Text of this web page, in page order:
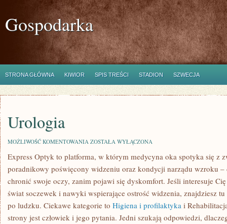
Gospodarka
STRONA GŁÓWNA KIWIOR SPIS TREŚCI STADION SZWECJA
Urologia
MOŻLIWOŚĆ KOMENTOWANIA UROLOGIA
ZOSTAŁA WYŁĄCZONA
Express Optyk to platforma, w którym medycyna oka spotyka się z
poradnikowy poświęcony widzeniu oraz kondycji narządu wzroku –
chronić swoje oczy, zanim pojawi się dyskomfort. Jeśli interesuje
świat soczewek i nawyki wspierające ostrość widzenia, znajdziesz tu
po ludzku. Ciekawe kategorie to Higiena i profilaktyka i
strony jest człowiek i jego pytania. Jedni szukają odpowiedzi,